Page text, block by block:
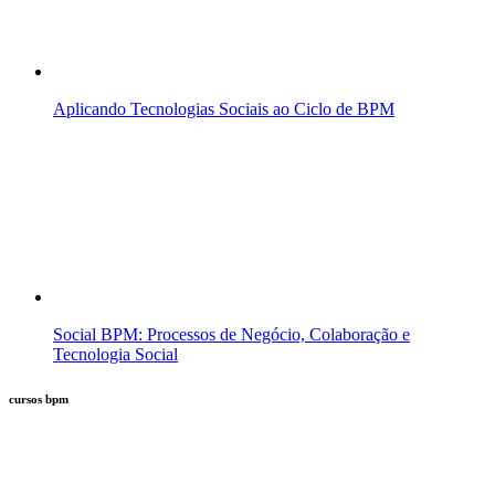
Aplicando Tecnologias Sociais ao Ciclo de BPM
Social BPM: Processos de Negócio, Colaboração e
Tecnologia Social
cursos bpm